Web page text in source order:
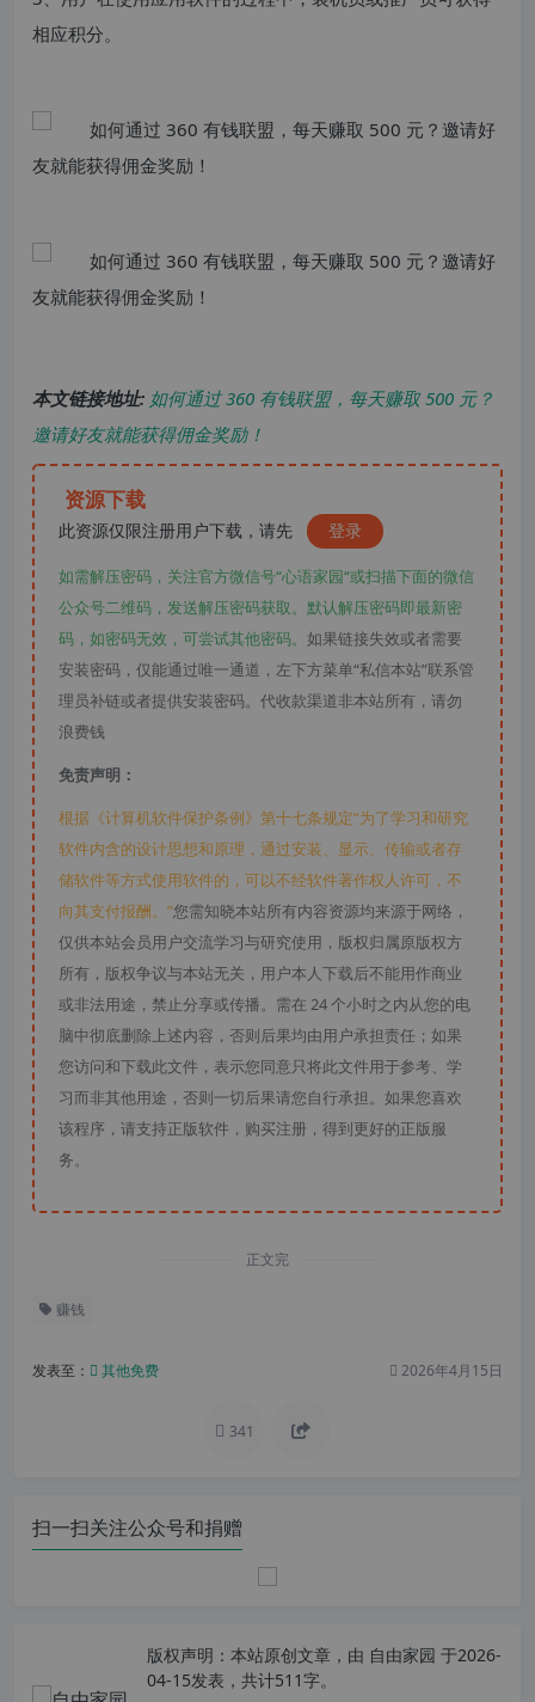
相应积分。
本文链接地址: 如何通过 360 有钱联盟，每天赚取 500 元？
邀请好友就能获得佣金奖励！
资源下载
此资源仅限注册用户下载，请先 登录
如需解压密码，关注官方微信号“心语家园“或扫描下面的微信
公众号二维码，发送解压密码获取。默认解压密码即最新密
码，如密码无效，可尝试其他密码。 如果链接失效或者需要
安装密码，仅能通过唯一通道，左下方菜单“私信本站”联系管
理员补链或者提供安装密码。代收款渠道非本站所有，请勿
浪费钱
免责声明：
根据《计算机软件保护条例》第十七条规定“为了学习和研究
软件内含的设计思想和原理，通过安装、显示、传输或者存
储软件等方式使用软件的，可以不经软件著作权人许可，不
向其支付报酬。”您需知晓本站所有内容资源均来源于网络，
仅供本站会员用户交流学习与研究使用，版权归属原版权方
所有，版权争议与本站无关，用户本人下载后不能用作商业
或非法用途，禁止分享或传播。需在 24 个小时之内从您的电
脑中彻底删除上述内容，否则后果均由用户承担责任；如果
您访问和下载此文件，表示您同意只将此文件用于参考、学
习而非其他用途，否则一切后果请您自行承担。如果您喜欢
该程序，请支持正版软件，购买注册，得到更好的正版服
务。
正文完
赚钱
发表至： 其他免费 2026年4月15日
341
扫一扫关注公众号和捐赠
版权声明： 本站原创文章，由 自由家园 于2026-
04-15发表，共计511字。